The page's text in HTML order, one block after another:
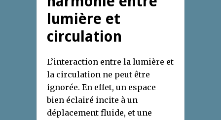
lumière et
circulation
L’interaction entre la lumière et
la circulation ne peut être
ignorée. En effet, un espace
bien éclairé incite à un
déplacement fluide, et une